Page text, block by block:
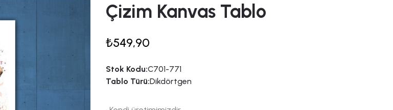
Çizim Kanvas Tablo
₺549,90
Stok Kodu:C701-771
Tablo Türü:Dikdörtgen